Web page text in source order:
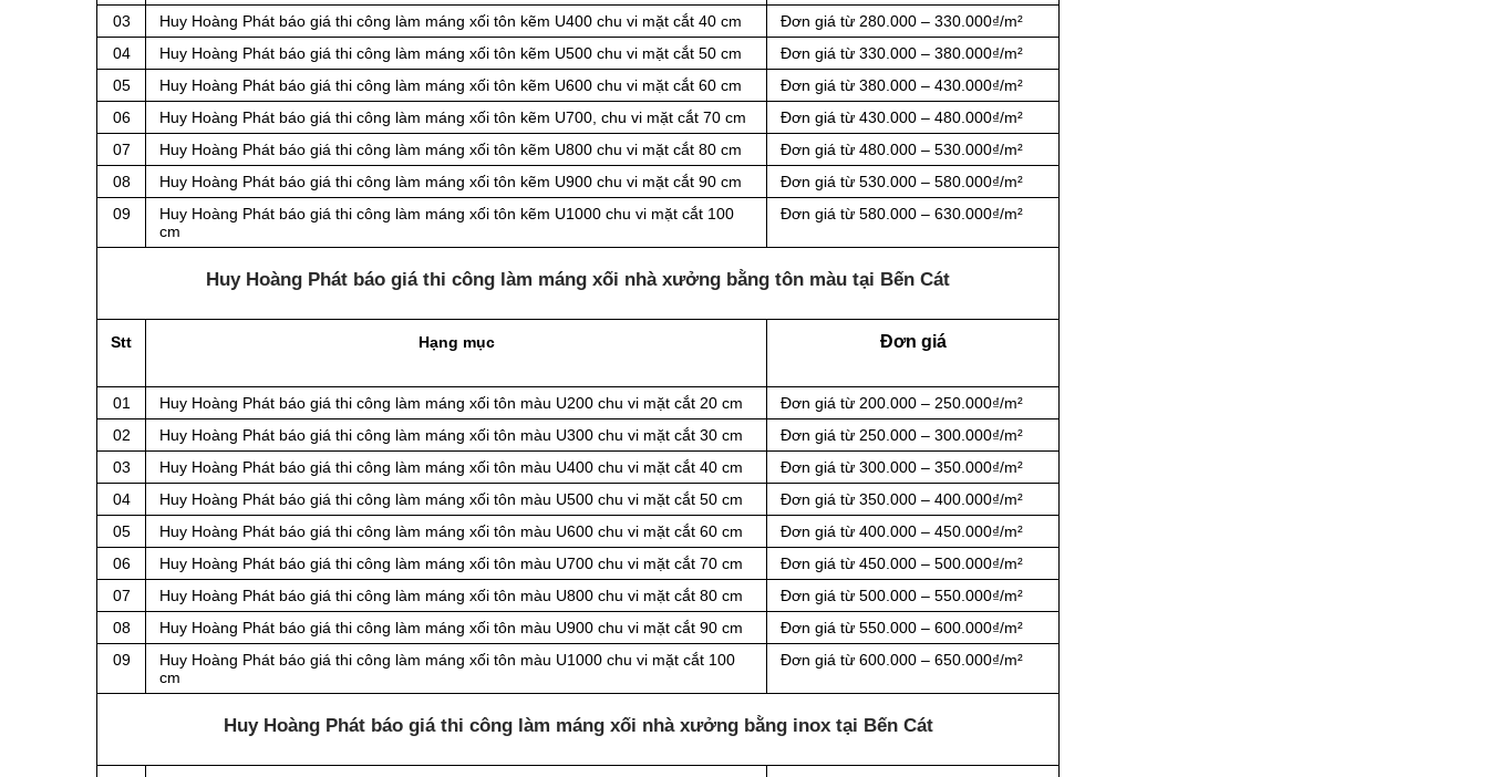
03
Huy Hoàng Phát báo giá thi công làm máng xối tôn kẽm U400 chu vi mặt cắt 40 cm
Đơn giá từ 280.000 – 330.000₫/m²
04
Huy Hoàng Phát báo giá thi công làm máng xối tôn kẽm U500 chu vi mặt cắt 50 cm
Đơn giá từ 330.000 – 380.000₫/m²
05
Huy Hoàng Phát báo giá thi công làm máng xối tôn kẽm U600 chu vi mặt cắt 60 cm
Đơn giá từ 380.000 – 430.000₫/m²
06
Huy Hoàng Phát báo giá thi công làm máng xối tôn kẽm U700, chu vi mặt cắt 70 cm
Đơn giá từ 430.000 – 480.000₫/m²
07
Huy Hoàng Phát báo giá thi công làm máng xối tôn kẽm U800 chu vi mặt cắt 80 cm
Đơn giá từ 480.000 – 530.000₫/m²
08
Huy Hoàng Phát báo giá thi công làm máng xối tôn kẽm U900 chu vi mặt cắt 90 cm
Đơn giá từ 530.000 – 580.000₫/m²
09
Huy Hoàng Phát báo giá thi công làm máng xối tôn kẽm U1000 chu vi mặt cắt 100
cm
Đơn giá từ 580.000 – 630.000₫/m²
Huy Hoàng Phát báo giá thi công làm máng xối nhà xưởng bằng tôn màu tại Bến Cát
Stt Hạng mục Đơn giá
01 Huy Hoàng Phát báo giá thi công làm máng xối tôn màu U200 chu vi mặt cắt 20 cm
Đơn giá từ 200.000 – 250.000₫/m²
02
Huy Hoàng Phát báo giá thi công làm máng xối tôn màu U300 chu vi mặt cắt 30 cm
Đơn giá từ 250.000 – 300.000₫/m²
03
Huy Hoàng Phát báo giá thi công làm máng xối tôn màu U400 chu vi mặt cắt 40 cm
Đơn giá từ 300.000 – 350.000₫/m²
04
Huy Hoàng Phát báo giá thi công làm máng xối tôn màu U500 chu vi mặt cắt 50 cm
Đơn giá từ 350.000 – 400.000₫/m²
05
Huy Hoàng Phát báo giá thi công làm máng xối tôn màu U600 chu vi mặt cắt 60 cm
Đơn giá từ 400.000 – 450.000₫/m²
06
Huy Hoàng Phát báo giá thi công làm máng xối tôn màu U700 chu vi mặt cắt 70 cm
Đơn giá từ 450.000 – 500.000₫/m²
07
Huy Hoàng Phát báo giá thi công làm máng xối tôn màu U800 chu vi mặt cắt 80 cm
Đơn giá từ 500.000 – 550.000₫/m²
08
Huy Hoàng Phát báo giá thi công làm máng xối tôn màu U900 chu vi mặt cắt 90 cm
Đơn giá từ 550.000 – 600.000₫/m²
09
Huy Hoàng Phát báo giá thi công làm máng xối tôn màu U1000 chu vi mặt cắt 100
cm
Đơn giá từ 600.000 – 650.000₫/m²
Huy Hoàng Phát báo giá thi công làm máng xối nhà xưởng bằng inox tại Bến Cát